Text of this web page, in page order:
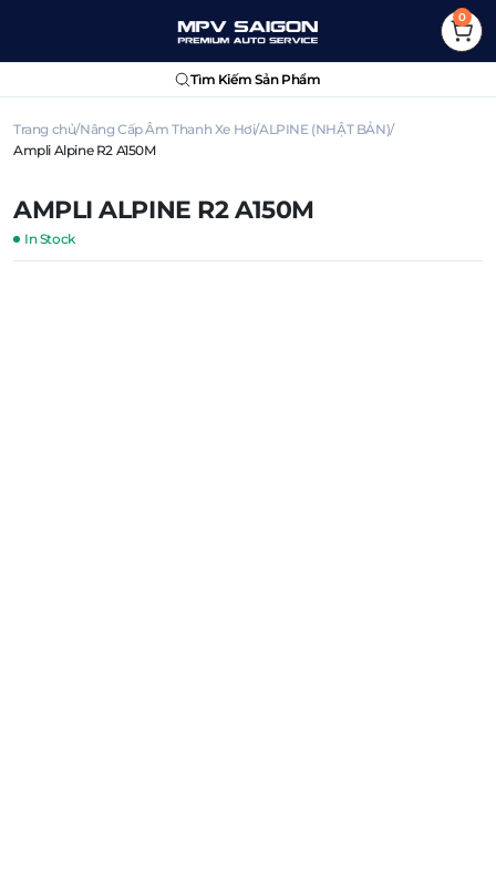
0
Tìm Kiếm Sản Phẩm
Trang chủ Nâng Cấp Âm Thanh Xe Hơi ALPINE (NHẬT BẢN)
Ampli Alpine R2 A150M
AMPLI ALPINE R2 A150M
In Stock